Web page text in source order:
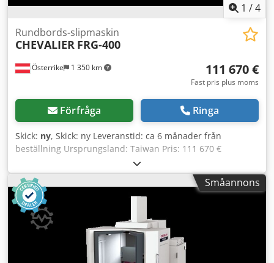
1 /4
Österrike 1 350 km
Rundbords-slipmaskin
CHEVALIER FRG-400
111 670 €
Fast pris plus moms
Förfråga Ringa
Skick: ny, Skick: ny Leveranstid: ca 6 månader från
beställning Ursprungsland: Taiwan Pris: 111 670 €
Leasingkostnad: 2 110,56 €/månad Slip-längd: 400 mm
Avstånd spindel – bord: 500 mm Bord: 400 mm Max.
slipradie: 225 mm Magnetplansplatta: 400 mm Max.
arbetsstyckets vikt: 50 kg Automatiskt vertikalmatning: 450
mm Spindelvarvtal: 500 – 2200 varv/min Spindelmotor: 5,5
kW Total anslutningseffekt: 19 kW Längd: 2800 mm Bredd:
2800 mm Höjd: 2610 mm Transportmått: 2850 x 2000 x
2470 mm Vikt: 3 450 kg Slipstensmått: Ø 355 x 38 x Ø 127
Småannons